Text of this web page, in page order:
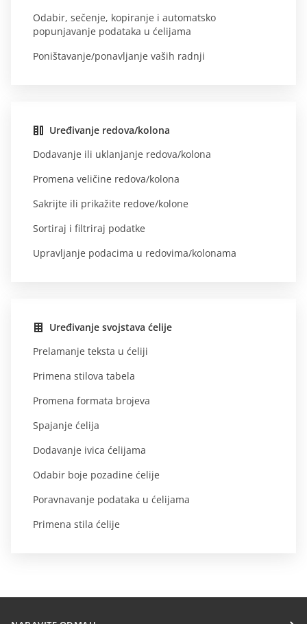
Odabir, sečenje, kopiranje i automatsko
popunjavanje podataka u ćelijama
Poništavanje/ponavljanje vaših radnji
Uređivanje redova/kolona
Dodavanje ili uklanjanje redova/kolona
Promena veličine redova/kolona
Sakrijte ili prikažite redove/kolone
Sortiraj i filtriraj podatke
Upravljanje podacima u redovima/kolonama
Uređivanje svojstava ćelije
Prelamanje teksta u ćeliji
Primena stilova tabela
Promena formata brojeva
Spajanje ćelija
Dodavanje ivica ćelijama
Odabir boje pozadine ćelije
Poravnavanje podataka u ćelijama
Primena stila ćelije